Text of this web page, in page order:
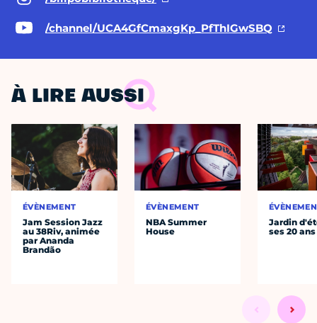
/channel/UCA4GfCmaxgKp_PfThIGwSBQ
À LIRE AUSSI
ÉVÈNEMENT
Jam Session Jazz
au 38Riv, animée
par Ananda
Brandão
ÉVÈNEMENT
NBA Summer
House
Jardin
ses 20 ans